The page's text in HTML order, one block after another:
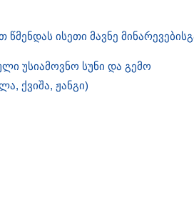
ისეთი მავნე
უსიამოვნო სუნი და გემო
ქვიშა, ჟანგი)